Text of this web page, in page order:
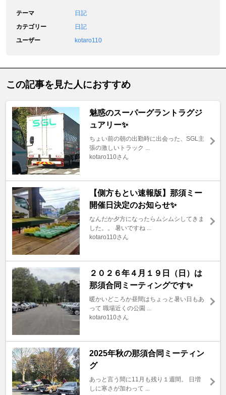
テーマ
日記
カテゴリー
日記
ユーザー
kotaro110
この記事を見た人におすすめ
魅惑のスーパーグラントラグジ
ュアリー✨️
ちょい前の朝の出勤時に出会った、SGL主
張の激しいトラック ...
kotaro110さん
【側方もとい速報版】那須ミー
開催日決定のお知らせ✨
なんだか夕方になったらムシムシしてきま
した。。 暑いですね ...
kotaro110さん
２０２６年４月１９日（日）は
那須合同ミーティングです✨
暖かいどころか昼間はちょっと暑い日もあ
って 職場近くの公園 ...
kotaro110さん
2025年秋の那須合同ミーティン
グ
あっと言う間に11月も残り１週間。 日増
しに寒さが加わって ...